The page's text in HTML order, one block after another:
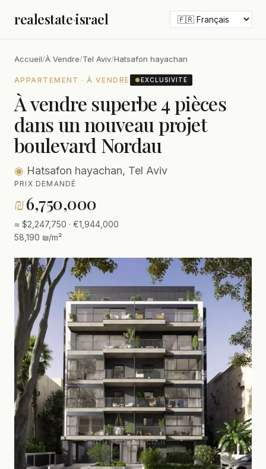
realestate·israel
Accueil/À Vendre/Tel Aviv/Hatsafon hayachan
APPARTEMENT · À VENDRE ●EXCLUSIVITÉ
À vendre superbe 4 pièces
dans un nouveau projet
boulevard Nordau
◉ Hatsafon hayachan, Tel Aviv
PRIX DEMANDÉ
₪6,750,000
≈ $2,247,750 · €1,944,000
58,190 ₪/m²